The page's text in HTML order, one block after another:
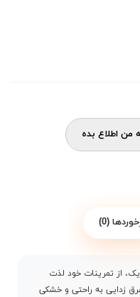
من اطلاع بده
(0)
از تمرینات خود لذت
زدایی به راحتی و خشکی